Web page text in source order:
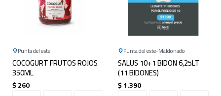
Punta del este
COCOGURT FRUTOS ROJOS
350ML
$260
Punta del este Maldonado
SALUS 10+1 BIDON 6,25LT
(11 BIDONES)
$1.390